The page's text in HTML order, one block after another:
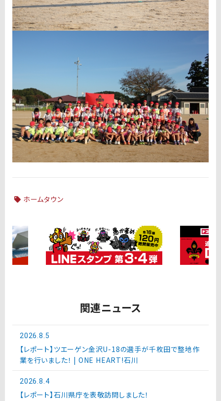
ホームタウン
関連ニュース
2026.8.5
【レポート】ツエーゲン金沢U-18の選手が千枚田で整地作
業を行いました！ | ONE HEART!石川
2026.8.4
【レポート】石川県庁を表敬訪問しました！